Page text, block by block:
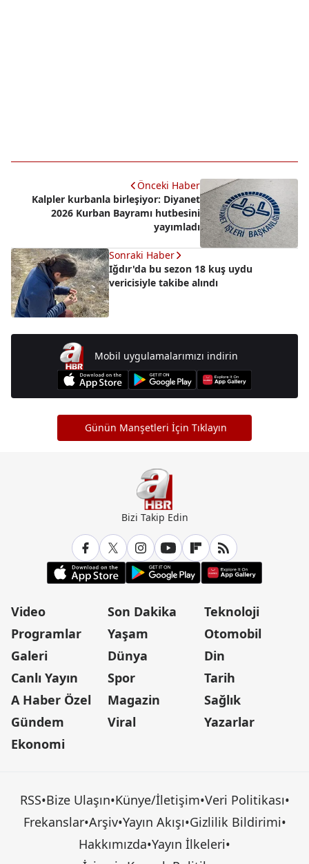
Önceki Haber
Kalpler kurbanla birleşiyor: Diyanet
2026 Kurban Bayramı hutbesini
yayımladı
Sonraki Haber
Iğdır'da bu sezon 18 kuş uydu
vericisiyle takibe alındı
Mobil uygulamalarımızı indirin
Günün Manşetleri İçin Tıklayın
Bizi Takip Edin
Video
Programlar
Galeri
Canlı Yayın
A Haber Özel
Gündem
Ekonomi
Son Dakika
Yaşam
Dünya
Spor
Magazin
Viral
Teknoloji
Otomobil
Din
Tarih
Sağlık
Yazarlar
RSS•Bize Ulaşın•Künye/İletişim•Veri Politikası•
Frekanslar•Arşiv•Yayın Akışı•Gizlilik Bildirimi•
Hakkımızda•Yayın İlkeleri•